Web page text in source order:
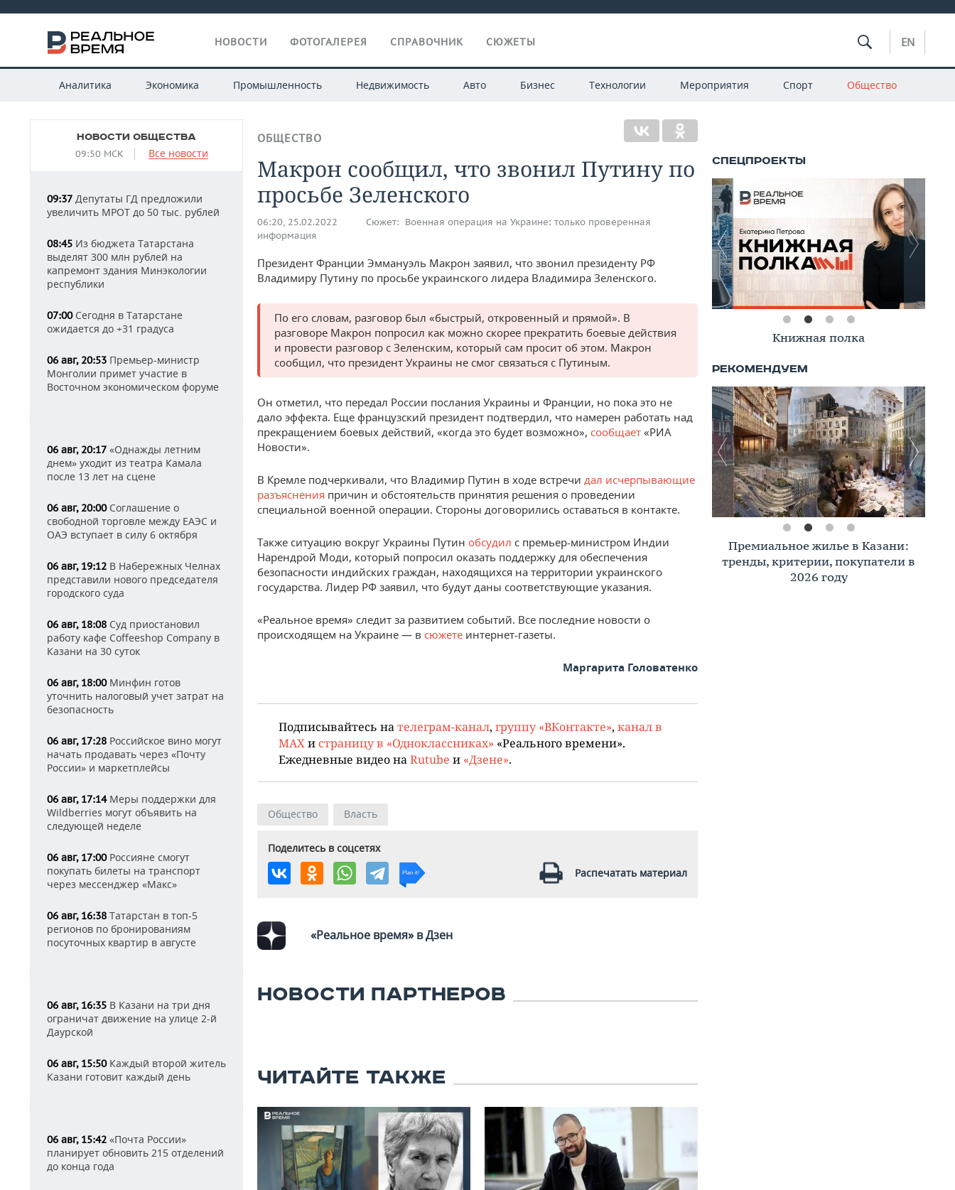
НОВОСТИ ФОТОГАЛЕРЕЯ СПРАВОЧНИК СЮЖЕТЫ EN
Аналитика Экономика Промышленность Недвижимость Авто Бизнес Технологии Мероприятия Спорт Общество
НОВОСТИ ОБЩЕСТВА
09:50 МСК Все новости
09:37 Депутаты ГД предложили
увеличить МРОТ до 50 тыс. рублей
08:45 Из бюджета Татарстана
выделят 300 млн рублей на
капремонт здания Минэкологии
республики
07:00Сегодня в Татарстане
ожидается до +31 градуса
06 авг, 20:53 Премьер-министр
Монголии примет участие в
Восточном экономическом форуме
06 авг, 20:17 «Однажды летним
днем» уходит из театра Камала
после 13 лет на сцене
06 авг, 20:00Соглашение о
свободной торговле между ЕАЭС и
ОАЭ вступает в силу 6 октября
06 авг, 19:12 В Набережных Челнах
представили нового председателя
городского суда
06 авг, 18:08 Суд приостановил
работу кафе Coffeeshop Company в
Казани на 30 суток
06 авг, 18:00Минфин готов
уточнить налоговый учет затрат на
безопасность
06 авг, 17:28 Российское вино могут
начать продавать через «Почту
России» и маркетплейсы
06 авг, 17:14Меры поддержки для
Wildberries могут объявить на
следующей неделе
06 авг, 17:00Россияне смогут
покупать билеты на транспорт
через мессенджер «Макс»
06 авг, 16:38 Татарстан в топ-5
регионов по бронированиям
посуточных квартир в августе
06 авг, 16:35 В Казани на три дня
ограничат движение на улице 2-й
Даурской
06 авг, 15:50Каждый второй житель
Казани готовит каждый день
06 авг, 15:42 «Почта России»
планирует обновить 215 отделений
до конца года
ОБЩЕСТВО
Макрон сообщил, что звонил Путину по
просьбе Зеленского
06:20, 25.02.2022 Сюжет: Военная операция на Украине: только проверенная
информация
Президент Франции Эммануэль Макрон заявил, что звонил президенту РФ
Владимиру Путину по просьбе украинского лидера Владимира Зеленского.
По его словам, разговор был «быстрый, откровенный и прямой». В
разговоре Макрон попросил как можно скорее прекратить боевые действия
и провести разговор с Зеленским, который сам просит об этом. Макрон
сообщил, что президент Украины не смог связаться с Путиным.
Он отметил, что передал России послания Украины и Франции, но пока это не
дало эффекта. Еще французский президент подтвердил, что намерен работать над
прекращением боевых действий, «когда это будет возможно», сообщает «РИА
Новости».
В Кремле подчеркивали, что Владимир Путин в ходе встречи дал исчерпывающие
разъяснения причин и обстоятельств принятия решения о проведении
специальной военной операции. Стороны договорились оставаться в контакте.
Также ситуацию вокруг Украины Путин обсудил с премьер-министром Индии
Нарендрой Моди, который попросил оказать поддержку для обеспечения
безопасности индийских граждан, находящихся на территории украинского
государства. Лидер РФ заявил, что будут даны соответствующие указания.
«Реальное время» следит за развитием событий. Все последние новости о
происходящем на Украине — в сюжете интернет-газеты.
Маргарита Головатенко
Подписывайтесь на телеграм-канал, группу «ВКонтакте», канал в
MAX и страницу в «Одноклассниках» «Реального времени».
Ежедневные видео на Rutube и «Дзене».
Общество Власть
Поделитесь в соцсетях
Распечатать материал
«Реальное время» в Дзен
НОВОСТИ ПАРТНЕРОВ
ЧИТАЙТЕ ТАКЖЕ
Книжная полка
Премиальное жилье в Казани:
тренды, критерии, покупатели в
2026 году